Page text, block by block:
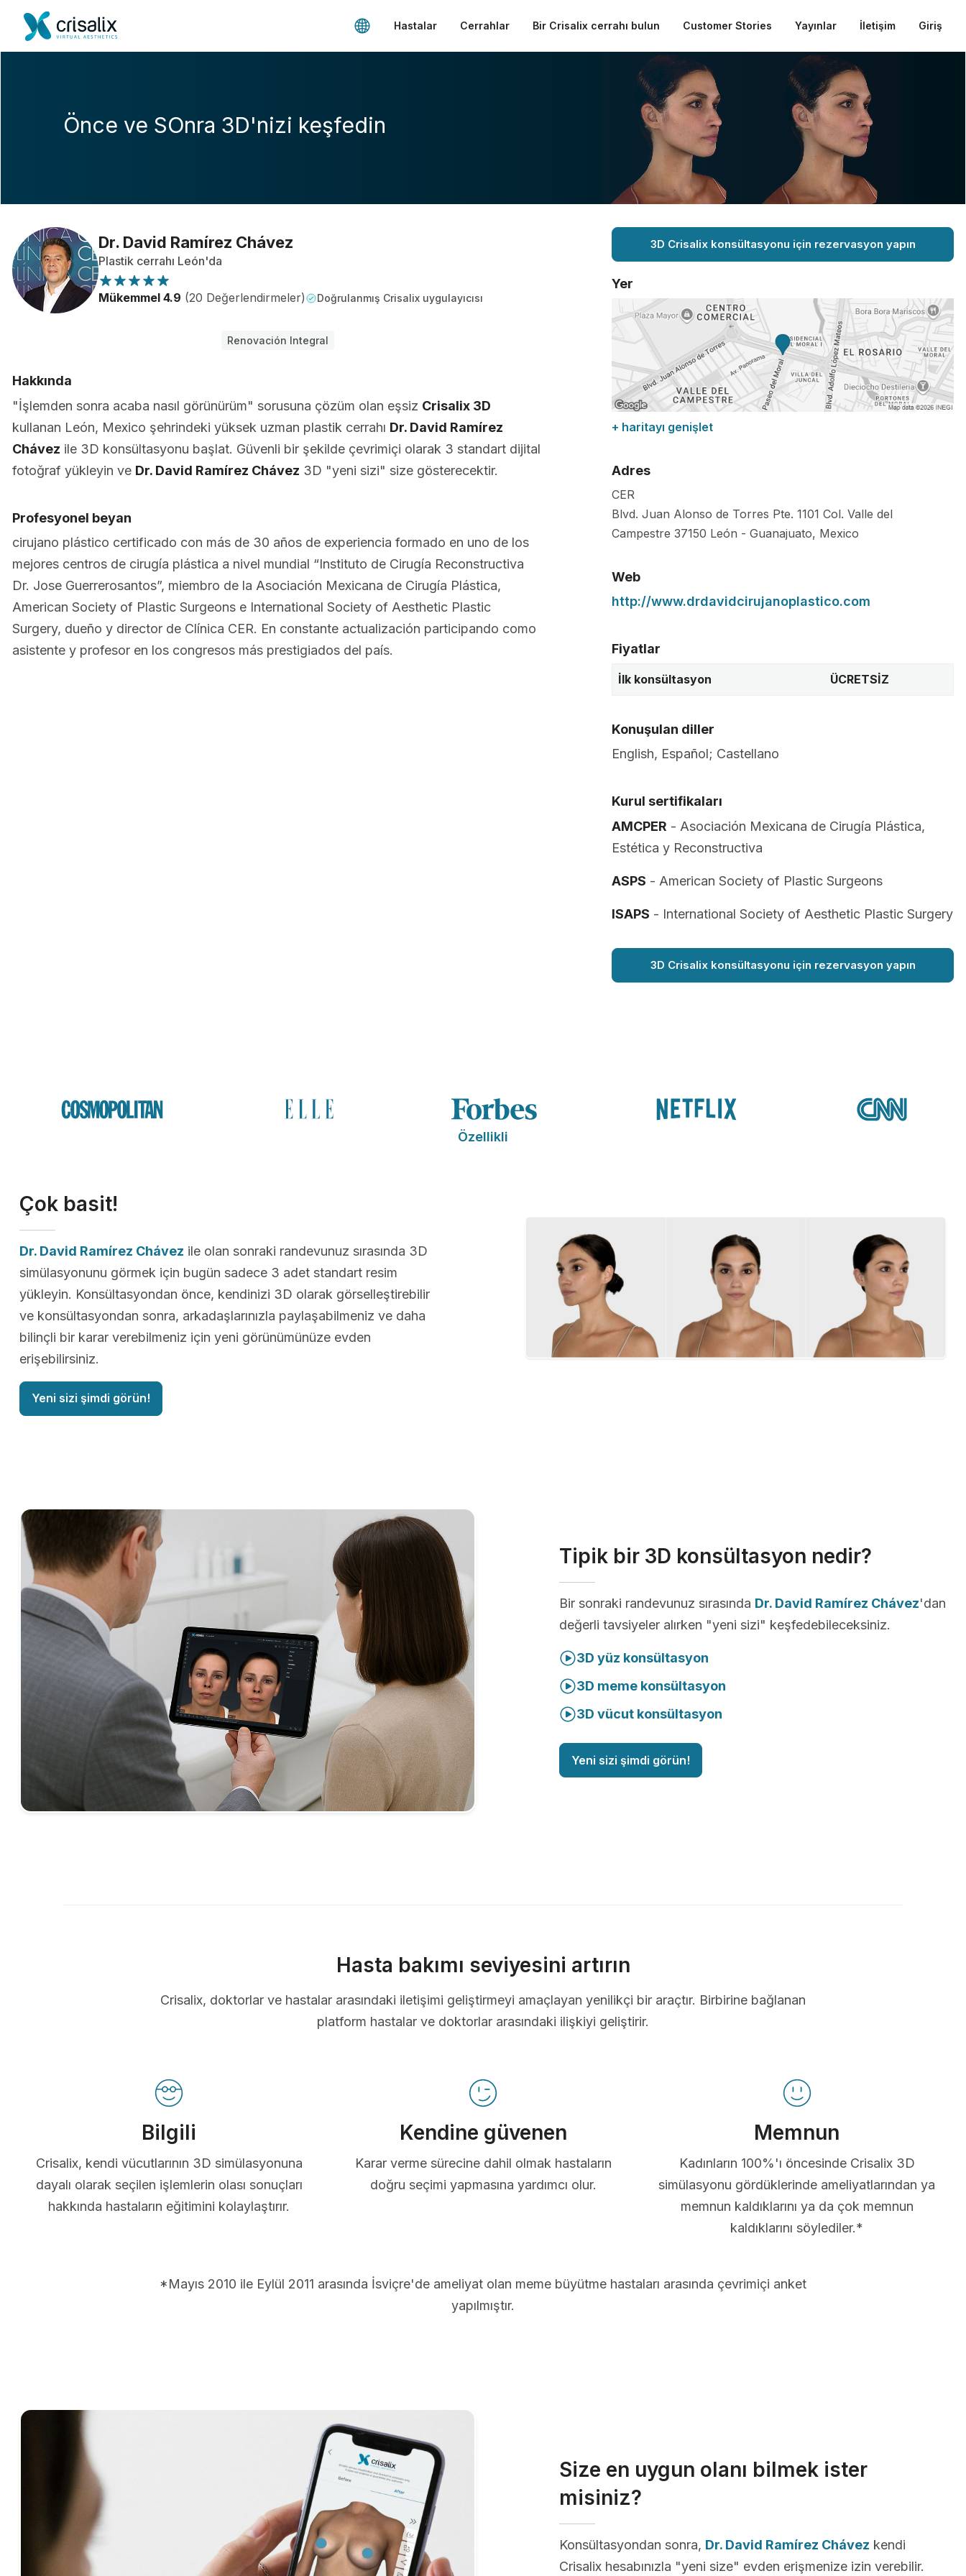
Hastalar Cerrahlar Bir Crisalix cerrahı bulun Customer Stories Yayınlar İletişim Giriş
Önce ve SOnra 3D'nizi keşfedin
Dr. David Ramírez Chávez
Plastik cerrahı León'da
Mükemmel 4.9 (20 Değerlendirmeler) Doğrulanmış Crisalix uygulayıcısı
Renovación Integral
Hakkında
"İşlemden sonra acaba nasıl görünürüm" sorusuna çözüm olan eşsiz Crisalix 3D
kullanan León, Mexico şehrindeki yüksek uzman plastik cerrahı Dr. David Ramírez
Chávez ile 3D konsültasyonu başlat. Güvenli bir şekilde çevrimiçi olarak 3 standart dijital
fotoğraf yükleyin ve Dr. David Ramírez Chávez 3D "yeni sizi" size gösterecektir.
Profesyonel beyan
cirujano plástico certificado con más de 30 años de experiencia formado en uno de los
mejores centros de cirugía plástica a nivel mundial “Instituto de Cirugía Reconstructiva
Dr. Jose Guerrerosantos”, miembro de la Asociación Mexicana de Cirugía Plástica,
American Society of Plastic Surgeons e International Society of Aesthetic Plastic
Surgery, dueño y director de Clínica CER. En constante actualización participando como
asistente y profesor en los congresos más prestigiados del país.
3D Crisalix konsültasyonu için rezervasyon yapın
Yer
+ haritayı genişlet
Adres
CER
Blvd. Juan Alonso de Torres Pte. 1101 Col. Valle del
Campestre 37150 León - Guanajuato, Mexico
Web
http://www.drdavidcirujanoplastico.com
Fiyatlar
İlk konsültasyon ÜCRETSİZ
Konuşulan diller
English, Español; Castellano
Kurul sertifikaları
AMCPER - Asociación Mexicana de Cirugía Plástica,
Estética y Reconstructiva
ASPS - American Society of Plastic Surgeons
ISAPS - International Society of Aesthetic Plastic Surgery
3D Crisalix konsültasyonu için rezervasyon yapın
Özellikli
Çok basit!
Dr. David Ramírez Chávez ile olan sonraki randevunuz sırasında 3D
simülasyonunu görmek için bugün sadece 3 adet standart resim
yükleyin. Konsültasyondan önce, kendinizi 3D olarak görselleştirebilir
ve konsültasyondan sonra, arkadaşlarınızla paylaşabilmeniz ve daha
bilinçli bir karar verebilmeniz için yeni görünümünüze evden
erişebilirsiniz.
Yeni sizi şimdi görün!
Tipik bir 3D konsültasyon nedir?
Bir sonraki randevunuz sırasında Dr. David Ramírez Chávez'dan
değerli tavsiyeler alırken "yeni sizi" keşfedebileceksiniz.
3D yüz konsültasyon
3D meme konsültasyon
3D vücut konsültasyon
Yeni sizi şimdi görün!
Hasta bakımı seviyesini artırın
Crisalix, doktorlar ve hastalar arasındaki iletişimi geliştirmeyi amaçlayan yenilikçi bir araçtır. Birbirine bağlanan
platform hastalar ve doktorlar arasındaki ilişkiyi geliştirir.
Bilgili
Crisalix, kendi vücutlarının 3D simülasyonuna
dayalı olarak seçilen işlemlerin olası sonuçları
hakkında hastaların eğitimini kolaylaştırır.
Kendine güvenen
Karar verme sürecine dahil olmak hastaların
doğru seçimi yapmasına yardımcı olur.
Memnun
Kadınların 100%'ı öncesinde Crisalix 3D
simülasyonu gördüklerinde ameliyatlarından ya
memnun kaldıklarını ya da çok memnun
kaldıklarını söylediler.*
*Mayıs 2010 ile Eylül 2011 arasında İsviçre'de ameliyat olan meme büyütme hastaları arasında çevrimiçi anket
yapılmıştır.
Size en uygun olanı bilmek ister
misiniz?
Konsültasyondan sonra, Dr. David Ramírez Chávez kendi
Crisalix hesabınızla "yeni size" evden erişmenize izin verebilir.